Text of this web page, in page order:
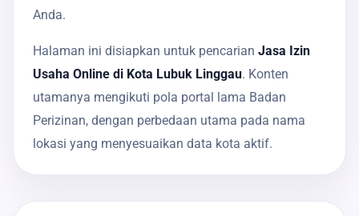
Anda.
Halaman ini disiapkan untuk pencarian Jasa Izin
Usaha Online di Kota Lubuk Linggau. Konten
utamanya mengikuti pola portal lama Badan
Perizinan, dengan perbedaan utama pada nama
lokasi yang menyesuaikan data kota aktif.